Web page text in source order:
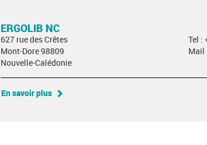
ERGOLIB NC
627 rue des Crêtes
Mont-Dore 98809
Nouvelle-Calédonie
Tel :
Mail
En savoir plus